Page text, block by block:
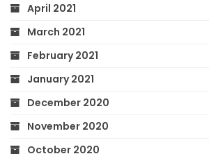
April 2021
March 2021
February 2021
January 2021
December 2020
November 2020
October 2020